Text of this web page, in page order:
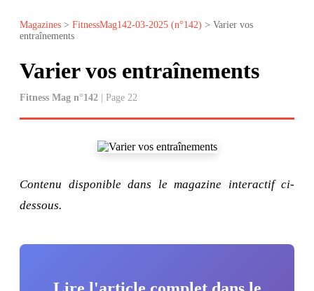
Magazines > FitnessMag142-03-2025 (n°142) > Varier vos
entraînements
Varier vos entraînements
Fitness Mag n°142 | Page 22
Contenu disponible dans le magazine interactif ci-
dessous.